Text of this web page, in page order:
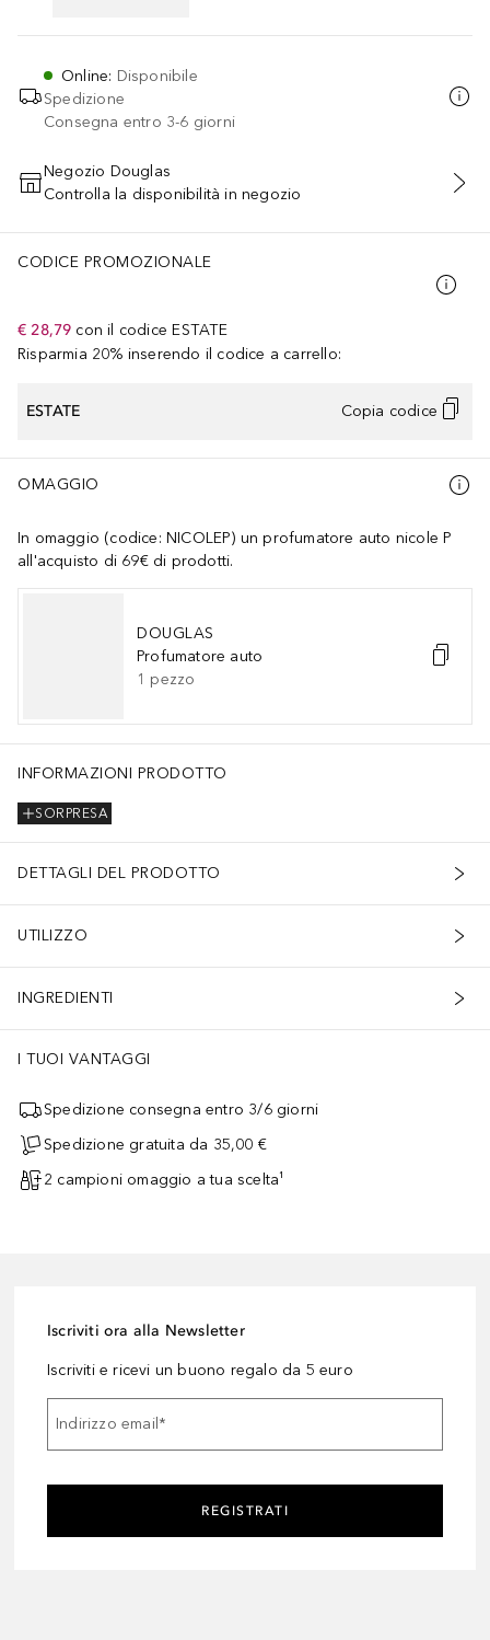
Online: Disponibile
Spedizione
Consegna entro 3-6 giorni
AGGIUNGI AL CARRELLO
Negozio Douglas
Controlla la disponibilità in negozio
CODICE PROMOZIONALE
€ 28,79 con il codice ESTATE
Risparmia 20% inserendo il codice a carrello:
ESTATE Copia codice
OMAGGIO
In omaggio (codice: NICOLEP) un profumatore auto nicole P
all'acquisto di 69€ di prodotti.
DOUGLAS
Profumatore auto
1 pezzo
INFORMAZIONI PRODOTTO
SORPRESA
DETTAGLI DEL PRODOTTO
UTILIZZO
INGREDIENTI
I TUOI VANTAGGI
Spedizione consegna entro 3/6 giorni
Spedizione gratuita da 35,00 €
2 campioni omaggio a tua scelta¹
Iscriviti ora alla Newsletter
Iscriviti e ricevi un buono regalo da 5 euro
Indirizzo email*
REGISTRATI